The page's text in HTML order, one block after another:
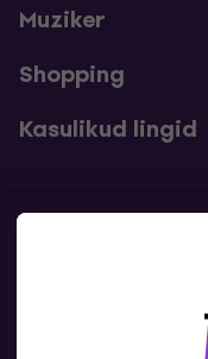
Muziker
Shopping
Kasulikud lingid